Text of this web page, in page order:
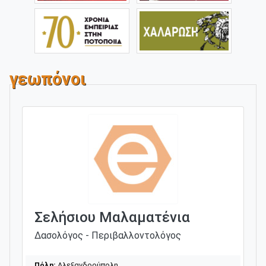
γεωπόνοι
Σελήσιου Μαλαματένια
Δασολόγος - Περιβαλλοντολόγος